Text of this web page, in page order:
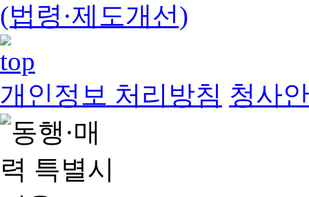
(법령·제도개선)
개인정보 처리방침 청사